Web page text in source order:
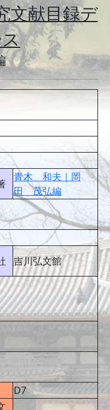
文献目録デ
青木 和夫｜岡
田 茂弘編
吉川弘文館
D7